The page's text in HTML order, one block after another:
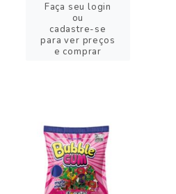
Faça seu login
ou
cadastre-se
para ver preços
e comprar